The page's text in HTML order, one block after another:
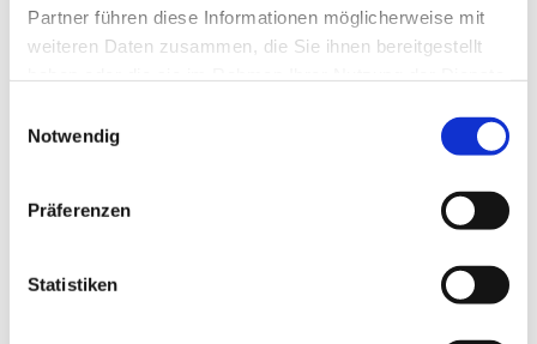
Partner führen diese Informationen möglicherweise mit
weiteren Daten zusammen, die Sie ihnen bereitgestellt
Notwendig
Präferenzen
Statistiken